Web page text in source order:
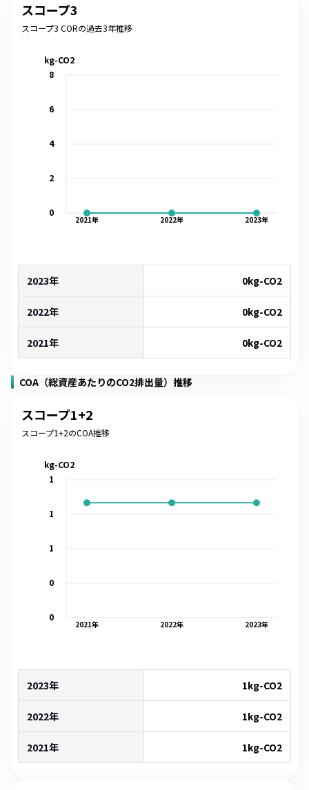
スコープ3
スコープ3 CORの過去3年推移
2021年 2022年 2023年
0
2
4
6
8
kg-CO2
2023年 0kg-CO2
2022年 0kg-CO2
2021年 0kg-CO2
COA（総資産あたりのCO2排出量）推移
スコープ1+2
スコープ1+2のCOA推移
2021年 2022年 2023年
0
0
1
1
1
kg-CO2
2023年 1kg-CO2
2022年 1kg-CO2
2021年 1kg-CO2